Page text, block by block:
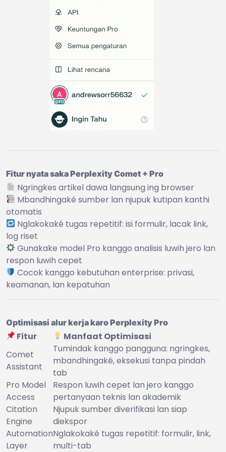
Fitur nyata saka Perplexity Comet + Pro
Ngringkes artikel dawa langsung ing browser
Mbandhingaké sumber lan njupuk kutipan kanthi
otomatis
Nglakokaké tugas repetitif: isi formulir, lacak link,
log riset
Gunakake model Pro kanggo analisis luwih jero lan
respon luwih cepet
Cocok kanggo kebutuhan enterprise: privasi,
keamanan, lan kepatuhan
Optimisasi alur kerja karo Perplexity Pro
Fitur
Manfaat Optimisasi
Comet
Assistant
Tumindak kanggo pangguna: ngringkes,
mbandhingaké, eksekusi tanpa pindah
tab
Pro Model
Access
Respon luwih cepet lan jero kanggo
pertanyaan teknis lan akademik
Citation
Engine
Njupuk sumber diverifikasi lan siap
diekspor
Automation
Layer
Nglakokaké tugas repetitif: formulir, link,
multi-tab